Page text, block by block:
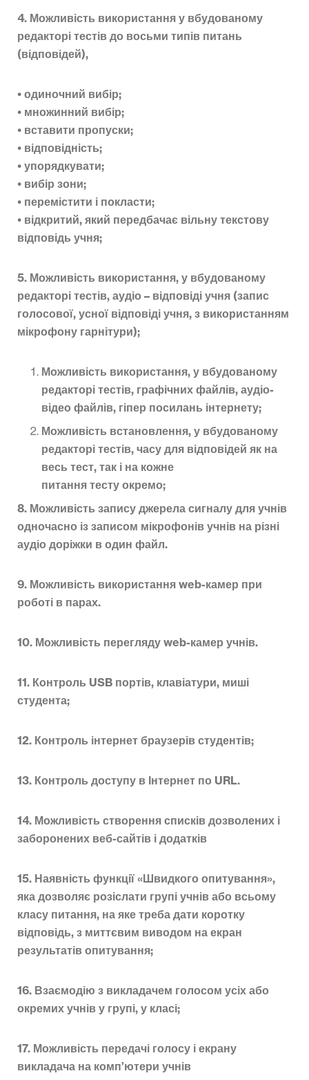
4. Можливість використання у вбудованому
редакторі тестів до восьми типів питань
(відповідей),
• одиночний вибір;
• множинний вибір;
• вставити пропуски;
• відповідність;
• упорядкувати;
• вибір зони;
• перемістити і покласти;
• відкритий, який передбачає вільну текстову
відповідь учня;
5. Можливість використання, у вбудованому
редакторі тестів, аудіо – відповіді учня (запис
голосової, усної відповіді учня, з використанням
мікрофону гарнітури);
Можливість використання, у вбудованому
редакторі тестів, графічних файлів, аудіо-
відео файлів, гіпер посилань інтернету;
Можливість встановлення, у вбудованому
редакторі тестів, часу для відповідей як на
весь тест, так і на кожне
питання тесту окремо;
8. Можливість запису джерела сигналу для учнів
одночасно із записом мікрофонів учнів на різні
аудіо доріжки в один файл.
9. Можливість використання web-камер при
роботі в парах.
10. Можливість перегляду web-камер учнів.
11. Контроль USB портів, клавіатури, миші
студента;
12. Контроль інтернет браузерів студентів;
13. Контроль доступу в Інтернет по URL.
14. Можливість створення списків дозволених і
заборонених веб-сайтів і додатків
15. Наявність функції «Швидкого опитування»,
яка дозволяє розіслати групі учнів або всьому
класу питання, на яке треба дати коротку
відповідь, з миттєвим виводом на екран
результатів опитування;
16. Взаємодію з викладачем голосом усіх або
окремих учнів у групі, у класі;
17. Можливість передачі голосу і екрану
викладача на комп’ютери учнів